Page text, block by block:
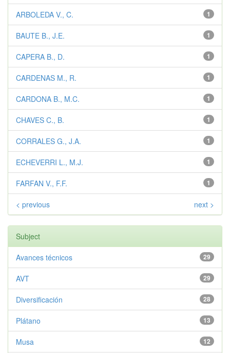
1
ARBOLEDA V., C.
1
BAUTE B., J.E.
1
CAPERA B., D.
1
CARDENAS M., R.
1
CARDONA B., M.C.
1
CHAVES C., B.
1
CORRALES G., J.A.
1
ECHEVERRI L., M.J.
1
FARFAN V., F.F.
< previous next >
Subject
29
Avances técnicos
29
AVT
28
Diversificación
13
Plátano
12
Musa